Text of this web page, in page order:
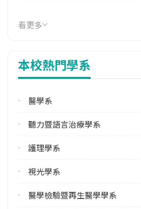
7.03
學校電話
學校地址
看更多
本校熱門學系
醫學系
聽力暨語言治療學系
護理學系
視光學系
醫學檢驗暨再生醫學學系